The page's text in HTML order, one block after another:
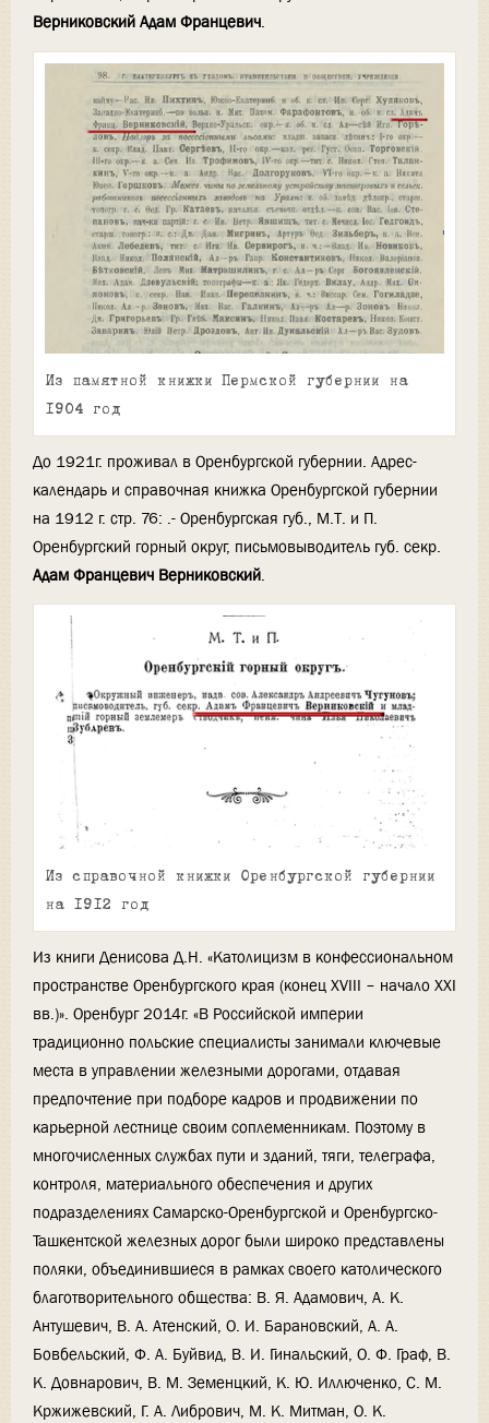
Верниковский Адам Францевич.
Из памятной книжки Пермской губернии на
1904 год
До 1921г. проживал в Оренбургской губернии. Адрес-
календарь и справочная книжка Оренбургской губернии
на 1912 г. стр. 76: .- Оренбургская губ., М.Т. и П.
Оренбургский горный округ, письмовыводитель губ. секр.
Адам Францевич Верниковский.
Из справочной книжки Оренбургской губернии
на 1912 год
Из книги Денисова Д.Н. «Католицизм в конфессиональном
пространстве Оренбургского края (конец XVIII – начало XXI
вв.)». Оренбург 2014г. «В Российской империи
традиционно польские специалисты занимали ключевые
места в управлении железными дорогами, отдавая
предпочтение при подборе кадров и продвижении по
карьерной лестнице своим соплеменникам. Поэтому в
многочисленных службах пути и зданий, тяги, телеграфа,
контроля, материального обеспечения и других
подразделениях Самарско-Оренбургской и Оренбургско-
Ташкентской железных дорог были широко представлены
поляки, объединившиеся в рамках своего католического
благотворительного общества: В. Я. Адамович, А. К.
Антушевич, В. А. Атенский, О. И. Барановский, А. А.
Бовбельский, Ф. А. Буйвид, В. И. Гинальский, О. Ф. Граф, В.
К. Довнарович, В. М. Земенцкий, К. Ю. Иллюченко, С. М.
Кржижевский, Г. А. Либрович, М. К. Митман, О. К.